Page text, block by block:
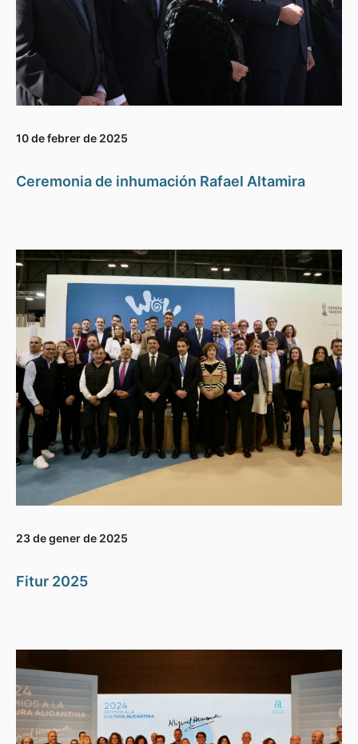
10 de febrer de 2025
Ceremonia de inhumación Rafael Altamira
23 de gener de 2025
Fitur 2025